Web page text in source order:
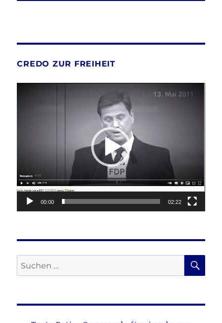
CREDO ZUR FREIHEIT
00:00 02:22
Suche
nach: